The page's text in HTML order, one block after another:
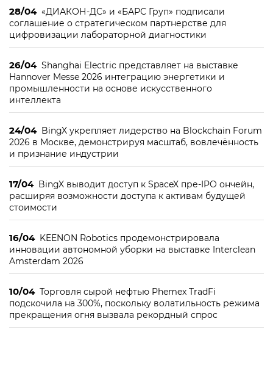
28/04 «ДИАКОН-ДС» и «БАРС Груп» подписали
соглашение о стратегическом партнерстве для
цифровизации лабораторной диагностики
26/04 Shanghai Electric представляет на выставке
Hannover Messe 2026 интеграцию энергетики и
промышленности на основе искусственного
интеллекта
24/04 BingX укрепляет лидерство на Blockchain Forum
2026 в Москве, демонстрируя масштаб, вовлечённость
и признание индустрии
17/04 BingX выводит доступ к SpaceX пре-IPO ончейн,
расширяя возможности доступа к активам будущей
стоимости
16/04 KEENON Robotics продемонстрировала
инновации автономной уборки на выставке Interclean
Amsterdam 2026
10/04 Торговля сырой нефтью Phemex TradFi
подскочила на 300%, поскольку волатильность режима
прекращения огня вызвала рекордный спрос